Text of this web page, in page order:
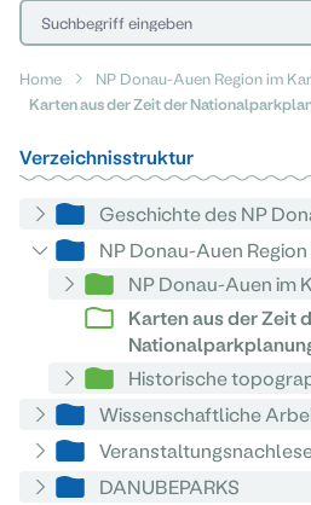
Home
NP Donau-Auen Region im
Karten aus der Zeit der
Verzeichnisstruktur
Geschichte des NP
NP Donau-Auen
NP Donau-Auen im
Karten aus der Zeit
Historische
Wissenschaftliche
DANUBEPARKS